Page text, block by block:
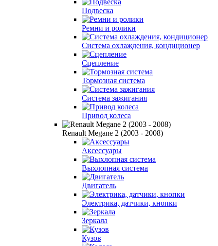
Подвеска
Ремни и ролики
Система охлаждения, кондиционер
Сцепление
Тормозная система
Система зажигания
Привод колеса
Renault Megane 2 (2003 - 2008)
Аксессуары
Выхлопная система
Двигатель
Электрика, датчики, кнопки
Зеркала
Кузов